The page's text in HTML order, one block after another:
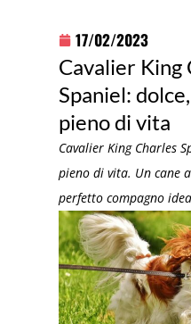
17/02/2023
Cavalier King
Spaniel:
pieno di vita
Cavalier King Charles
pieno di vita. Un cane
perfetto compagno